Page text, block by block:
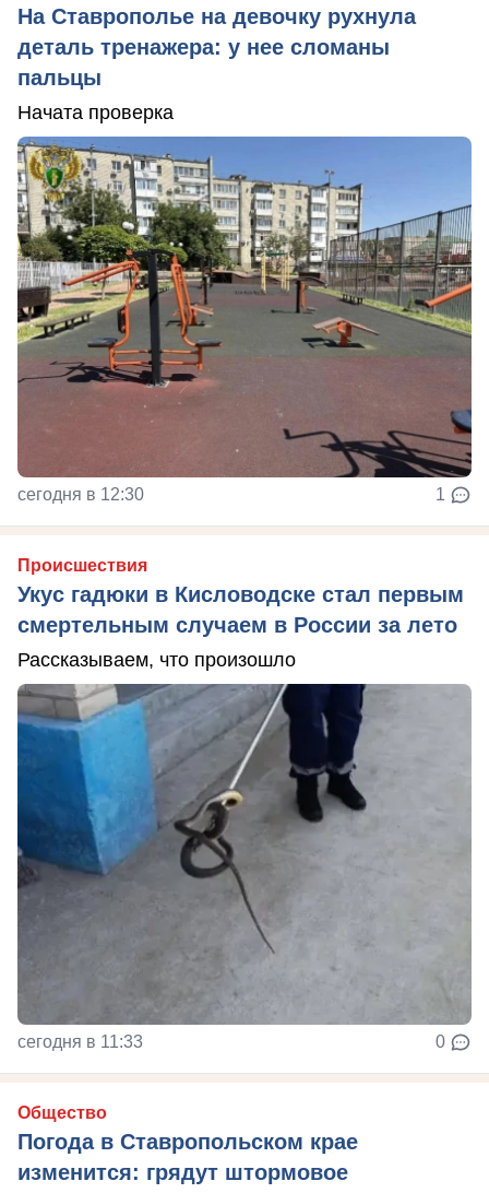
На Ставрополье на девочку рухнула
деталь тренажера: у нее сломаны
пальцы
Начата проверка
сегодня в 12:30 1
Происшествия
Укус гадюки в Кисловодске стал первым
смертельным случаем в России за лето
Рассказываем, что произошло
сегодня в 11:33 0
Общество
Погода в Ставропольском крае
изменится: грядут штормовое